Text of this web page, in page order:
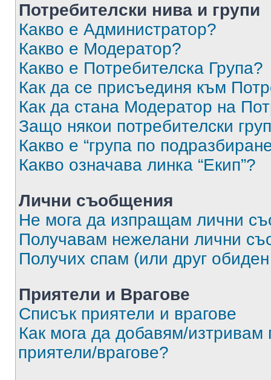
Потребителски нива и групи
Какво е Администратор?
Какво е Модератор?
Какво е Потребителска Група?
Как да се присъединя към
Как да стана Модератор на
Защо някои потребителски
Какво е “група по
Какво означава линка “Екип”?
Лични съобщения
Не мога да изпращам лични
Получавам нежелани лични
Получих спам (или друг
Приятели и Врагове
Списък приятели и врагове
Как мога да добавям/изтривам
приятели/врагове?